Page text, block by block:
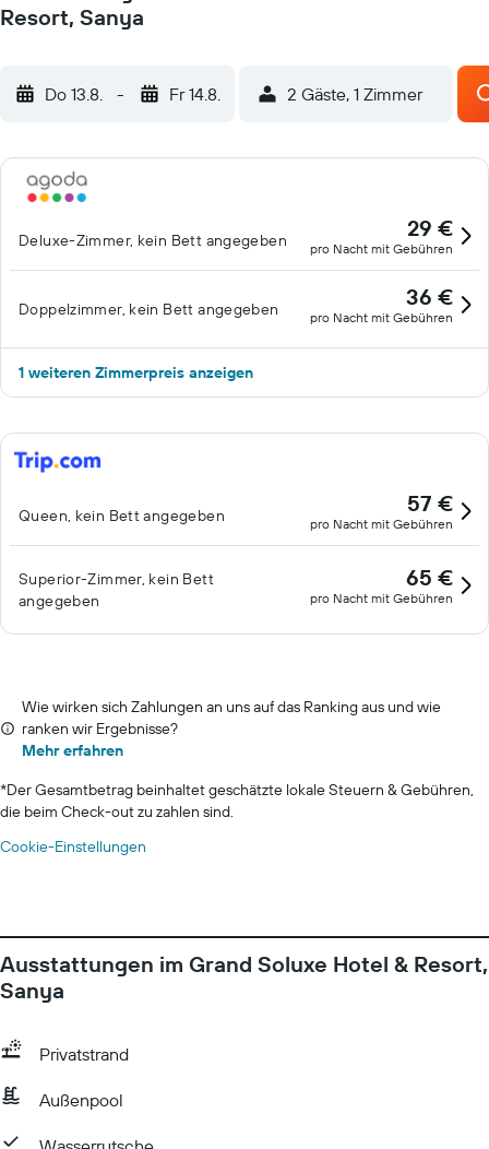
Kinderbecken. Die unten aufgeführten Freizeitaktivitäten
werden entweder vor Ort oder in der Nähe angeboten. Es
Resort, Sanya
Do 13.8. - Fr 14.8. 2 Gäste, 1 Zimmer
Deluxe-Zimmer, kein Bett angegeben 29 €
pro Nacht mit Gebühren
Doppelzimmer, kein Bett angegeben 36 €
pro Nacht mit Gebühren
1 weiteren Zimmerpreis anzeigen
Queen, kein Bett angegeben 57 €
pro Nacht mit Gebühren
Superior-Zimmer, kein Bett
angegeben
65 €
pro Nacht mit Gebühren
Wie wirken sich Zahlungen an uns auf das Ranking aus und wie
ranken wir Ergebnisse?
Mehr erfahren
*Der Gesamtbetrag beinhaltet geschätzte lokale Steuern & Gebühren,
die beim Check-out zu zahlen sind.
Cookie-Einstellungen
Ausstattungen im Grand Soluxe Hotel & Resort,
Sanya
Privatstrand
Außenpool